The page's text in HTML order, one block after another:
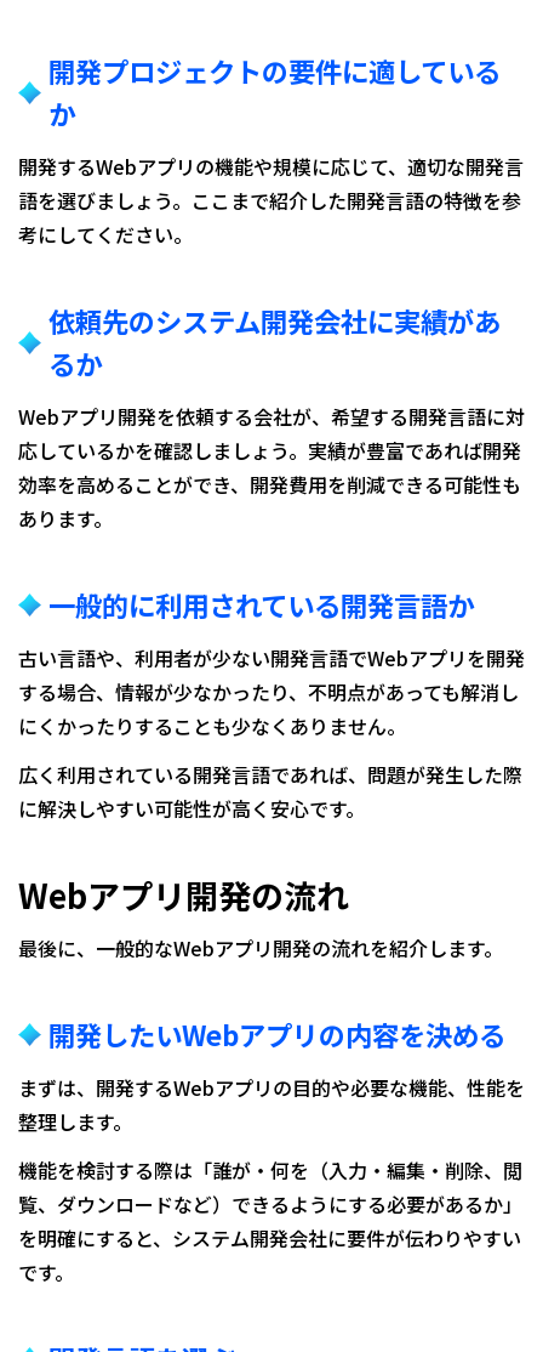
開発プロジェクトの要件に適している
か
開発するWebアプリの機能や規模に応じて、適切な開発言
語を選びましょう。ここまで紹介した開発言語の特徴を参
考にしてください。
依頼先のシステム開発会社に実績があ
るか
Webアプリ開発を依頼する会社が、希望する開発言語に対
応しているかを確認しましょう。実績が豊富であれば開発
効率を高めることができ、開発費用を削減できる可能性も
あります。
一般的に利用されている開発言語か
古い言語や、利用者が少ない開発言語でWebアプリを開発
する場合、情報が少なかったり、不明点があっても解消し
にくかったりすることも少なくありません。
広く利用されている開発言語であれば、問題が発生した際
に解決しやすい可能性が高く安心です。
Webアプリ開発の流れ
最後に、一般的なWebアプリ開発の流れを紹介します。
開発したいWebアプリの内容を決める
まずは、開発するWebアプリの目的や必要な機能、性能を
整理します。
機能を検討する際は「誰が・何を（入力・編集・削除、閲
覧、ダウンロードなど）できるようにする必要があるか」
を明確にすると、システム開発会社に要件が伝わりやすい
です。